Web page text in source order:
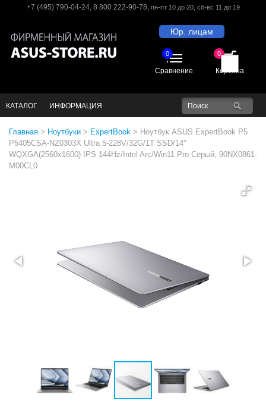
+7 (495) 790-04-24, 8 800 222-90-78, пн-пт 10 до 20, сб-вс 11 до 19
Юр. лицам
0
Корзина
0
Сравнение
КАТАЛОГ ИНФОРМАЦИЯ
Главная > Ноутбуки > ExpertBook > Ноутбук ASUS ExpertBook P5
P5405CSA-NZ0303X Ultra 5-228V/32G/1T SSD/14"
WQXGA(2560x1600) IPS 144Hz/Intel Arc/Win11 Pro Серый, 90NX0861-
M00CL0